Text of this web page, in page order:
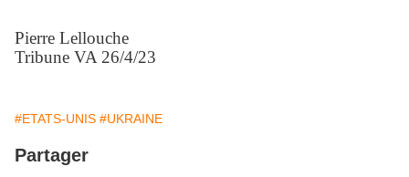
Pierre Lellouche
Tribune VA 26/4/23
#ETATS-UNIS #UKRAINE
Partager